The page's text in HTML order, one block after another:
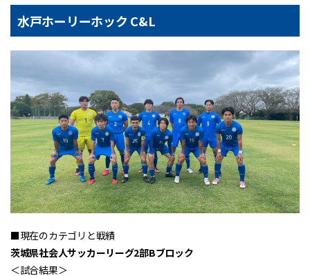
水戸ホーリーホック C&L
■現在のカテゴリと戦績
茨城県社会人サッカーリーグ2部Bブロック
＜試合結果＞